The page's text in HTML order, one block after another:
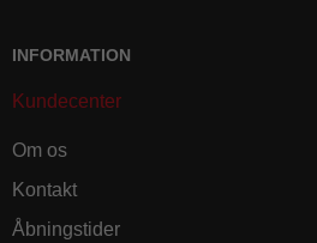
INFORMATION
Kundecenter
Om os
Kontakt
Åbningstider